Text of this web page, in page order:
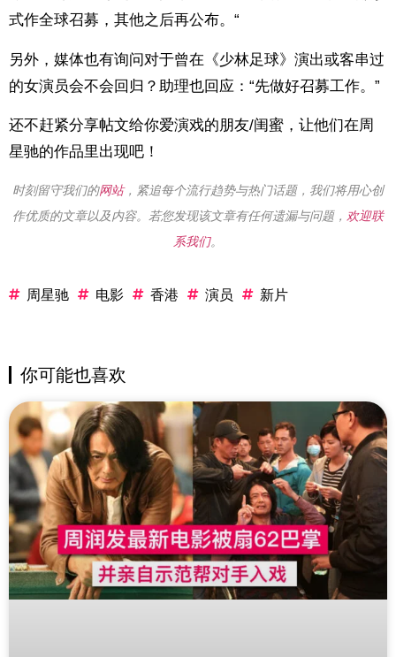
式作全球召募，其他之后再公布。“
另外，媒体也有询问对于曾在《少林足球》演出或客串过
的女演员会不会回归？助理也回应：“先做好召募工作。”
还不赶紧分享帖文给你爱演戏的朋友/闺蜜，让他们在周
星驰的作品里出现吧！
时刻留守我们的网站，紧追每个流行趋势与热门话题，我们将用心创
作优质的文章以及内容。若您发现该文章有任何遗漏与问题， 欢迎联
系我们。
周星驰 电影 香港 演员 新片
你可能也喜欢